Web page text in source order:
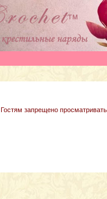
Гостям запрещено